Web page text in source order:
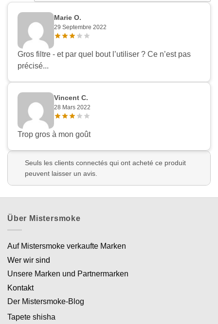
Marie O.
29 Septembre 2022
Gros filtre - et par quel bout l’utiliser ? Ce n’est pas
précisé...
Vincent C.
28 Mars 2022
Trop gros à mon goût
Seuls les clients connectés qui ont acheté ce produit
peuvent laisser un avis.
Über Mistersmoke
Auf Mistersmoke verkaufte Marken
Wer wir sind
Unsere Marken und Partnermarken
Kontakt
Der Mistersmoke-Blog
Tapete shisha